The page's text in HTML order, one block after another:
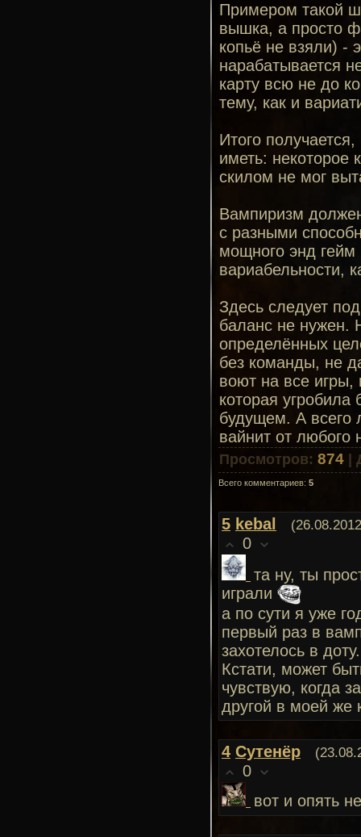
Примером такой
вышка, а просто
копьё не взяли) -
нарабатывается
карту всю не до
тему, как и
Итого
иметь: некоторое
скилом не мог
Вампиризм
с разными
мощного энд гейм
вариабельности,
Здесь следует
баланс не нужен.
определённых
без команды, не
воют на все игры,
которая
будущем. А всего
вайнит от любого
Просмотров: 874
Всего комментариев: 5
5 kebal
0
та ну, ты
играли
а по сути я уже
первый раз в
захотелось в доту.
Кстати, может
чувствую, когда
другой в моей же
4 Сутенёр
0
вот и опять